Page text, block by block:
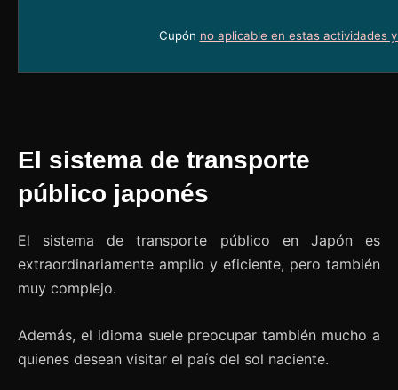
Cupón no aplicable en estas actividades
El sistema de transporte
público japonés
El sistema de transporte público en Japón es
extraordinariamente amplio y eficiente, pero también
muy complejo.
Además, el idioma suele preocupar también mucho a
quienes desean visitar el país del sol naciente.